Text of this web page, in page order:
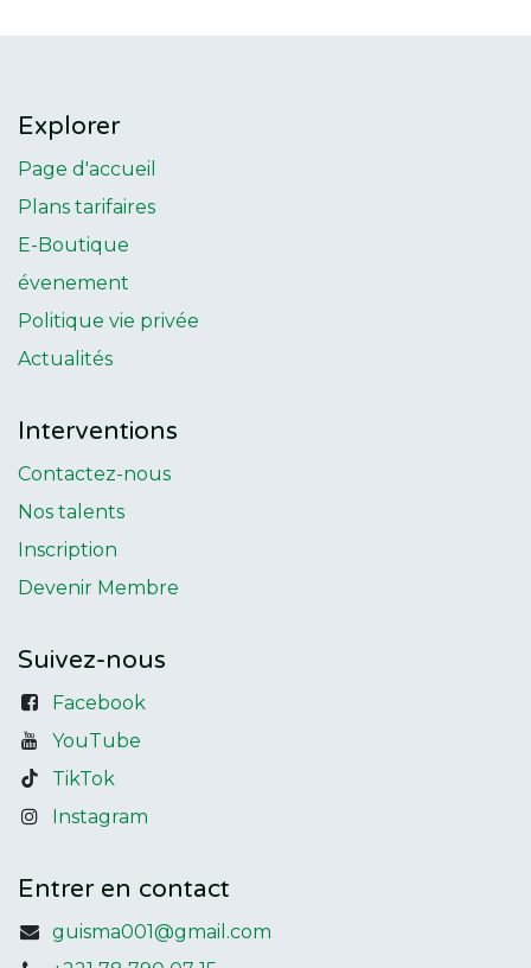
Explorer
Page d'accueil
Plans tarifaires
E-Boutique
évenement
Politique vie privée
Actualités
Interventions
Contactez-nous
Nos talents
Inscription
Devenir Membre
Suivez-nous
Facebook
YouTube
TikTok
Instagram
Entrer en contact
guisma001@gmail.com